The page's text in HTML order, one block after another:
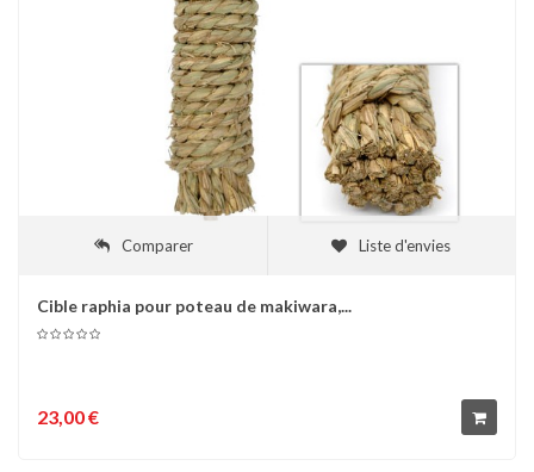
Comparer Liste d'envies
Cible raphia pour poteau de makiwara,...
23,00 €